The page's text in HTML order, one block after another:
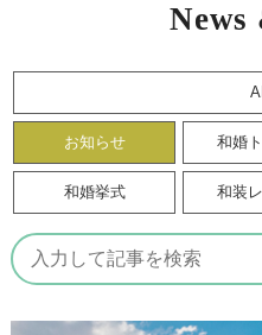
News
お知らせ 和婚
和婚挙式 和装